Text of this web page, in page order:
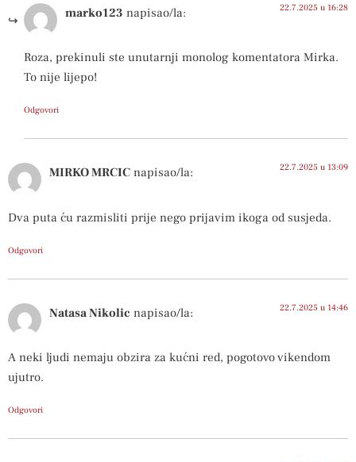
marko123 napisao/la: 22.7.2025 u 16:28
Roza, prekinuli ste unutarnji monolog komentatora Mirka.
To nije lijepo!
Odgovori
MIRKO MRCIC napisao/la: 22.7.2025 u 13:09
Dva puta ću razmisliti prije nego prijavim ikoga od susjeda.
Odgovori
Natasa Nikolic napisao/la: 22.7.2025 u 14:46
A neki ljudi nemaju obzira za kućni red, pogotovo vikendom
ujutro.
Odgovori